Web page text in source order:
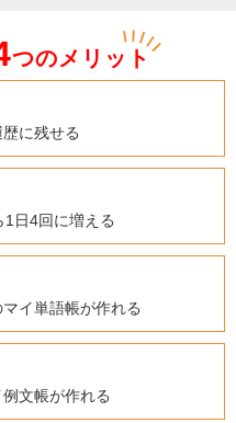
つのメリット
に残せる
日4回に増える
イ単語帳が作れる
文帳が作れる